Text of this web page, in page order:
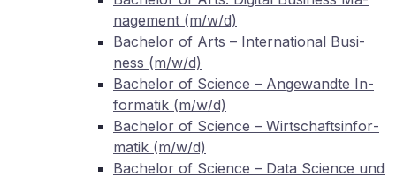
nage­ment (m/w/d)
Ba­che­lor of Arts – In­ter­na­tio­nal Busi­
ness (m/w/d)
Ba­che­lor of Sci­ence – An­ge­wand­te In­
for­ma­tik (m/w/d)
Ba­che­lor of Sci­ence – Wirt­schafts­in­for­
ma­tik (m/w/d)
Ba­che­lor of Sci­ence – Data Sci­ence und